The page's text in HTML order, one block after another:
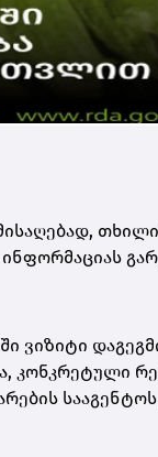
ვიზიტი
კონკრეტული